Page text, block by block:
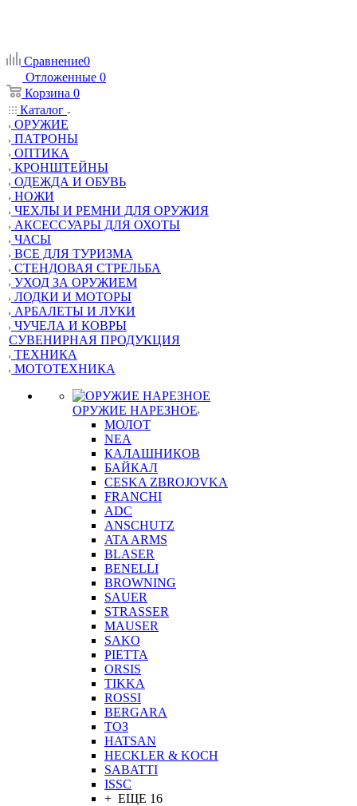
Сравнение0
Отложенные 0
Корзина 0
Каталог
ОРУЖИЕ
ПАТРОНЫ
ОПТИКА
КРОНШТЕЙНЫ
ОДЕЖДА И ОБУВЬ
НОЖИ
ЧЕХЛЫ И РЕМНИ ДЛЯ ОРУЖИЯ
АКСЕССУАРЫ ДЛЯ ОХОТЫ
ЧАСЫ
ВСЕ ДЛЯ ТУРИЗМА
СТЕНДОВАЯ СТРЕЛЬБА
УХОД ЗА ОРУЖИЕМ
ЛОДКИ И МОТОРЫ
АРБАЛЕТЫ И ЛУКИ
ЧУЧЕЛА И КОВРЫ
СУВЕНИРНАЯ ПРОДУКЦИЯ
ТЕХНИКА
МОТОТЕХНИКА
ОРУЖИЕ НАРЕЗНОЕ
МОЛОТ
NEA
КАЛАШНИКОВ
БАЙКАЛ
CESKA ZBROJOVKA
FRANCHI
ADC
ANSCHUTZ
ATA ARMS
BLASER
BENELLI
BROWNING
SAUER
STRASSER
MAUSER
SAKO
PIETTA
ORSIS
TIKKA
ROSSI
BERGARA
ТОЗ
HATSAN
HECKLER & KOCH
SABATTI
ISSC
+ ЕЩЕ 16